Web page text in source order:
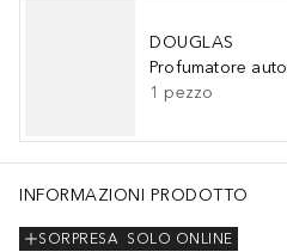
DOUGLAS
Profumatore auto
1 pezzo
INFORMAZIONI PRODOTTO
SOLO ONLINE
SORPRESA